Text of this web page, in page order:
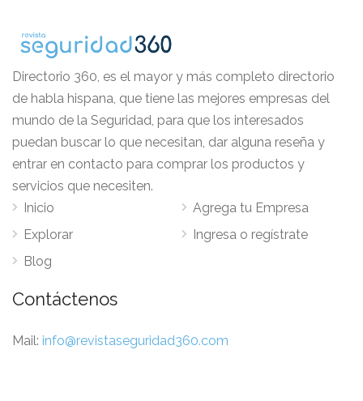
Directorio 360, es el mayor y más completo directorio
de habla hispana, que tiene las mejores empresas del
mundo de la Seguridad, para que los interesados
puedan buscar lo que necesitan, dar alguna reseña y
entrar en contacto para comprar los productos y
servicios que necesiten.
Inicio
Explorar
Blog
Agrega tu Empresa
Ingresa o regístrate
Contáctenos
Mail: info@revistaseguridad360.com